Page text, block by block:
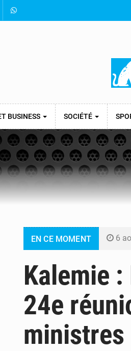
BUSINESS SOCIÉTÉ
EN CE MOMENT 6
6
5
5
Kalemie
24e
ministres